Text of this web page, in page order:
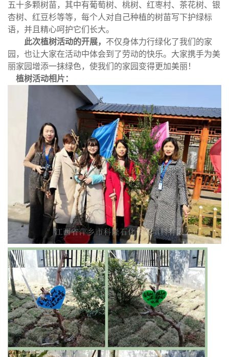
产
展
荣
联
系
方
式
在
线
五十多颗树苗，其中有葡萄树、桃树、红栆村、茶花树、银
杏树、红豆杉等等，每个人对自己种植的树苗写下护绿标
语，并且精心呵护它们长大。
此次植树活动的开展， 不仅身体力行绿化了我们的家
园，也让大家在活动中体会到了劳动的快乐。大家携手为美
丽家园增添一抹绿色，使我们的家园变得更加美丽！
植树活动相片：